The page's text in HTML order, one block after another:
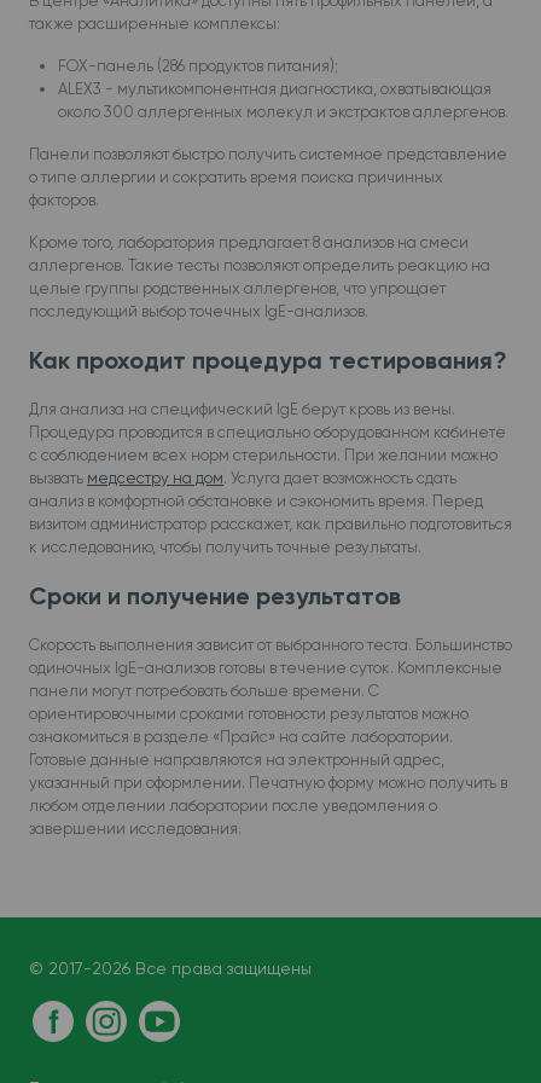
также расширенные комплексы:
FOX-панель (286 продуктов питания);
ALEX3 - мультикомпонентная диагностика, охватывающая
около 300 аллергенных молекул и экстрактов аллергенов.
Панели позволяют быстро получить системное представление
о типе аллергии и сократить время поиска причинных
факторов.
Кроме того, лаборатория предлагает 8 анализов на смеси
аллергенов. Такие тесты позволяют определить реакцию на
целые группы родственных аллергенов, что упрощает
последующий выбор точечных IgE-анализов.
Как проходит процедура тестирования?
Для анализа на специфический IgE берут кровь из вены.
Процедура проводится в специально оборудованном кабинете
с соблюдением всех норм стерильности. При желании можно
вызвать медсестру на дом. Услуга дает возможность сдать
анализ в комфортной обстановке и сэкономить время. Перед
визитом администратор расскажет, как правильно подготовиться
к исследованию, чтобы получить точные результаты.
Сроки и получение результатов
Скорость выполнения зависит от выбранного теста. Большинство
одиночных IgE-анализов готовы в течение суток. Комплексные
панели могут потребовать больше времени. С
ориентировочными сроками готовности результатов можно
ознакомиться в разделе «Прайс» на сайте лаборатории.
Готовые данные направляются на электронный адрес,
указанный при оформлении. Печатную форму можно получить в
любом отделении лаборатории после уведомления о
завершении исследования.
© 2017-2026 Все права защищены